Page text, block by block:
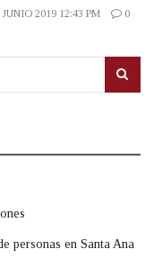
2019 12:43 PM 0
personas en Santa Ana